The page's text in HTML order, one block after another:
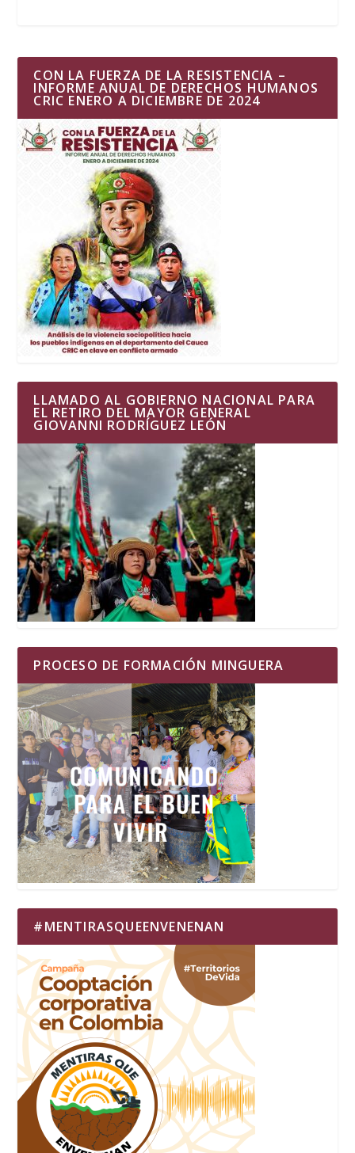
CON LA FUERZA DE LA RESISTENCIA –
INFORME ANUAL DE DERECHOS HUMANOS
CRIC ENERO A DICIEMBRE DE 2024
LLAMADO AL GOBIERNO NACIONAL PARA
EL RETIRO DEL MAYOR GENERAL
GIOVANNI RODRÍGUEZ LEÓN
PROCESO DE FORMACIÓN MINGUERA
#MENTIRASQUEENVENENAN